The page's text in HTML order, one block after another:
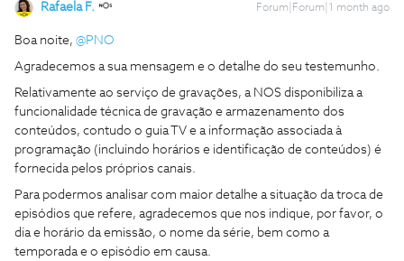
Rafaela F. Forum|Forum|1 month ago
Boa noite, ​ @PNO
Agradecemos a sua mensagem e o detalhe do seu testemunho.
Relativamente ao serviço de gravações, a NOS disponibiliza a
funcionalidade técnica de gravação e armazenamento dos
conteúdos, contudo o guia TV e a informação associada à
programação (incluindo horários e identificação de conteúdos) é
fornecida pelos próprios canais.
Para podermos analisar com maior detalhe a situação da troca de
episódios que refere, agradecemos que nos indique, por favor, o
dia e horário da emissão, o nome da série, bem como a
temporada e o episódio em causa.